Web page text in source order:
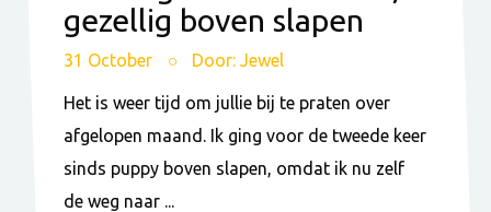
gezellig boven slapen
31 October Door: Jewel
Het is weer tijd om jullie bij te praten over
afgelopen maand. Ik ging voor de tweede keer
sinds puppy boven slapen, omdat ik nu zelf
de weg naar ...